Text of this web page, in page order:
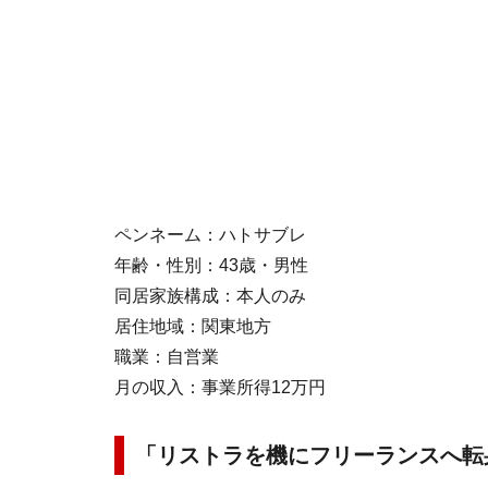
ペンネーム：ハトサブレ
年齢・性別：43歳・男性
同居家族構成：本人のみ
居住地域：関東地方
職業：自営業
月の収入：事業所得12万円
「リストラを機にフリーランスへ